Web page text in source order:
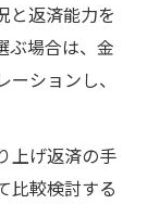
と返済能力を
ぶ場合は、金
ションし、
上げ返済の手
比較検討する